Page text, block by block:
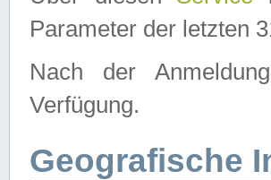
Parameter der letzten
Nach der
Verfügung.
Geografische